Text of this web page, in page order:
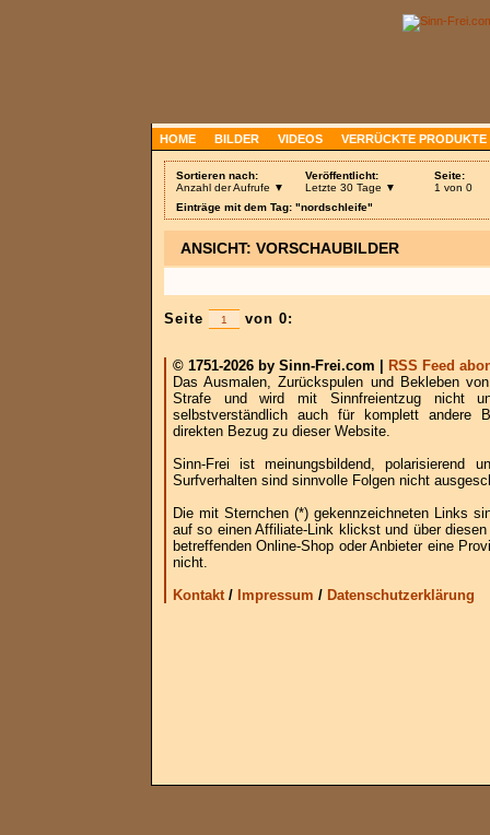
HOME BILDER VIDEOS VERRÜCKTE PRODUKTE
Sortieren nach:
Anzahl der Aufrufe ▼
Veröffentlicht:
Letzte 30 Tage ▼
Seite:
1 von 0
Einträge mit dem Tag: "nordschleife"
ANSICHT: VORSCHAUBILDER
Seite von 0:
© 1751-2026 by Sinn-Frei.com |
RSS Feed
Das Ausmalen, Zurückspulen und Bekleben
Strafe und wird mit Sinnfreientzug nicht
selbstverständlich auch für komplett andere
direkten Bezug zu dieser Website.
Sinn-Frei ist meinungsbildend, polarisierend
Surfverhalten sind sinnvolle Folgen nicht
Die mit Sternchen (*) gekennzeichneten Links
auf so einen Affiliate-Link klickst und über
betreffenden Online-Shop oder Anbieter eine
nicht.
Kontakt/ Impressum / Datenschutzerklärung